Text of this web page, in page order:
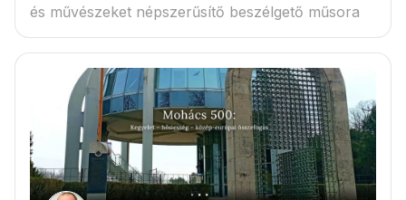
és művészeket népszerűsítő beszélgető műsora